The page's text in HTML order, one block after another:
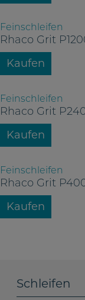
Feinschleifen
Rhaco Grit
Kaufen
Feinschleifen
Rhaco Grit
Kaufen
Feinschleifen
Rhaco Grit
Kaufen
Schleifen